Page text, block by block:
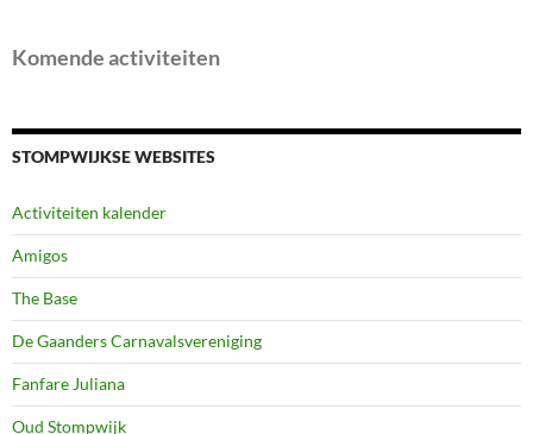
Komende activiteiten
STOMPWIJKSE WEBSITES
Activiteiten kalender
Amigos
The Base
De Gaanders Carnavalsvereniging
Fanfare Juliana
Oud Stompwijk